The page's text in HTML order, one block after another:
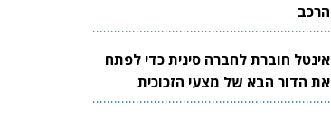
הרכב
אינטל חוברת לחברה סינית כדי לפתח
את הדור הבא של מצעי הזכוכית
לשבבים